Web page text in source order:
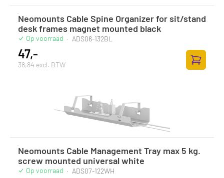
Neomounts Cable Spine Organizer for sit/stand
desk frames magnet mounted black
Op voorraad · ADS06-132BL
47,-
38,84 excl. BTW
Zum
Neomounts Cable Management Tray max 5 kg.
screw mounted universal white
Op voorraad · ADS07-122WH